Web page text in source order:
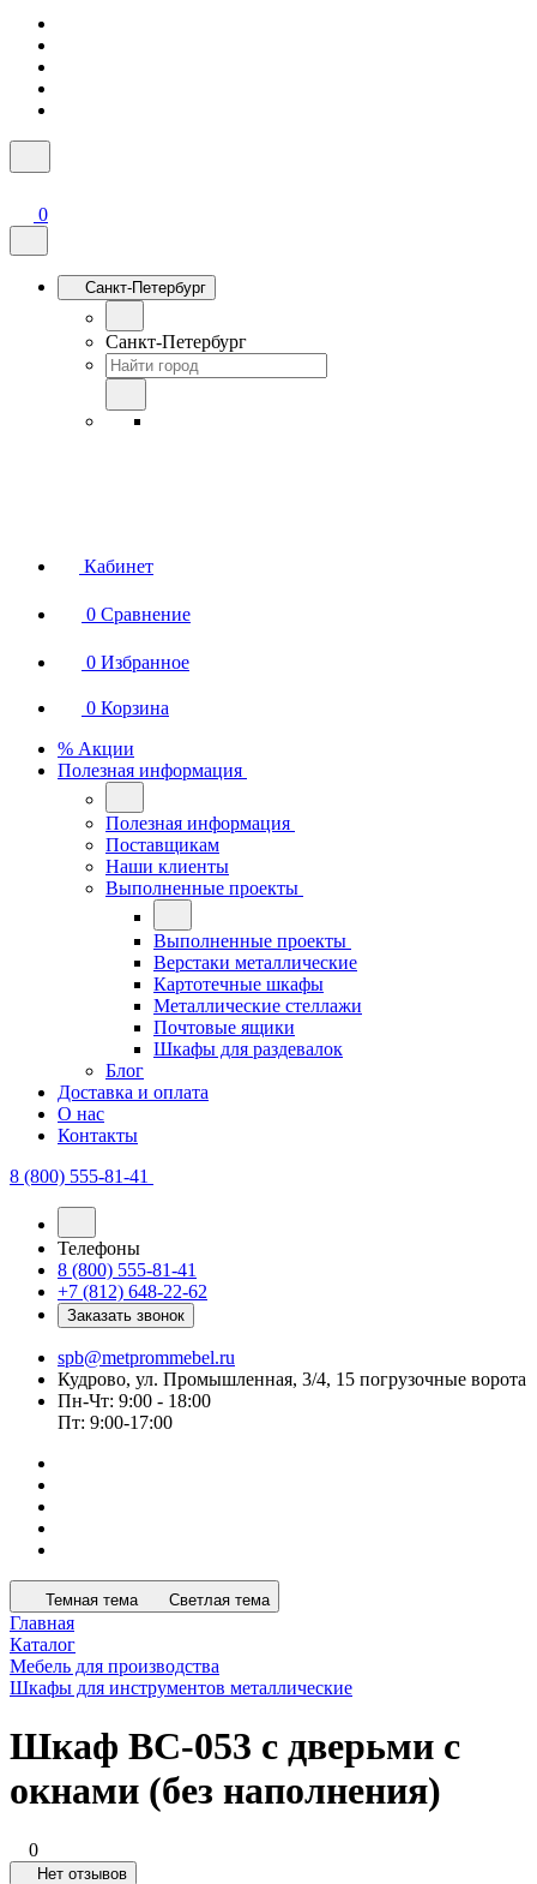
0
Санкт-Петербург
Санкт-Петербург
Кабинет
0 Сравнение
0 Избранное
0 Корзина
% Акции
Полезная информация
Полезная информация
Поставщикам
Наши клиенты
Выполненные проекты
Выполненные проекты
Верстаки металлические
Картотечные шкафы
Металлические стеллажи
Почтовые ящики
Шкафы для раздевалок
Блог
Доставка и оплата
О нас
Контакты
8 (800) 555-81-41
Телефоны
8 (800) 555-81-41
+7 (812) 648-22-62
Заказать звонок
spb@metprommebel.ru
Кудрово, ул. Промышленная, 3/4, 15 погрузочные ворота
Пн-Чт: 9:00 - 18:00
Пт: 9:00-17:00
Темная тема Светлая тема
Главная
Каталог
Мебель для производства
Шкафы для инструментов металлические
Шкаф ВС-053 с дверьми с
окнами (без наполнения)
0
Нет отзывов